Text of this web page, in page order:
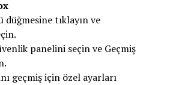
düğmesine tıklayın ve
panelini seçin ve Geçmiş
geçmiş için özel ayarları